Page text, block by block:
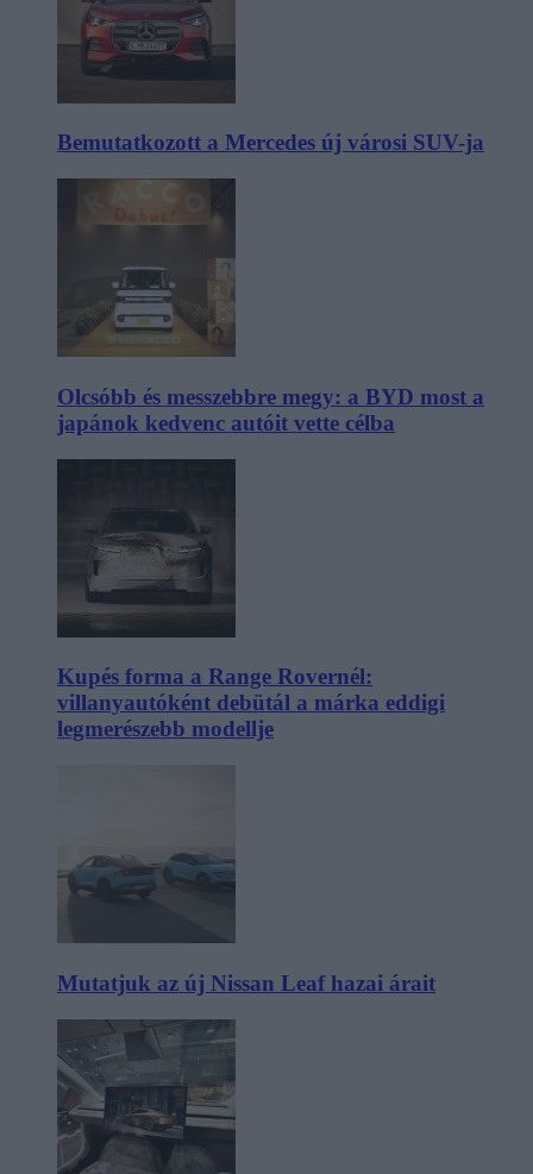
Bemutatkozott a Mercedes új városi SUV-ja
Olcsóbb és messzebbre megy: a BYD most a
japánok kedvenc autóit vette célba
Kupés forma a Range Rovernél:
villanyautóként debütál a márka eddigi
legmerészebb modellje
Mutatjuk az új Nissan Leaf hazai árait